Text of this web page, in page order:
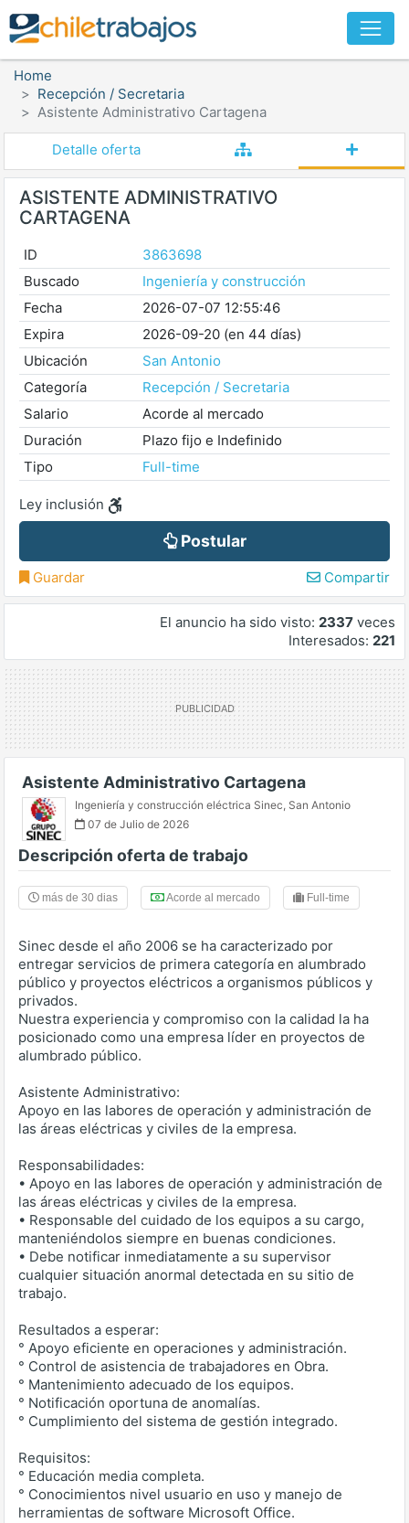
Home
Recepción / Secretaria
Asistente Administrativo Cartagena
Detalle oferta
ASISTENTE ADMINISTRATIVO
CARTAGENA
ID
3863698
Buscado
Ingeniería y construcción
Fecha
2026-07-07 12:55:46
Expira
2026-09-20 (en 44 días)
Ubicación
San Antonio
Categoría
Recepción / Secretaria
Salario
Acorde al mercado
Duración
Plazo fijo e Indefinido
Tipo
Full-time
Ley inclusión
Postular
Guardar Compartir
El anuncio ha sido visto: 2337 veces
Interesados: 221
Asistente Administrativo Cartagena
Ingeniería y construcción eléctrica Sinec, San Antonio
07 de Julio de 2026
Descripción oferta de trabajo
más de 30 dias Acorde al mercado Full-time
Sinec desde el año 2006 se ha caracterizado por
entregar servicios de primera categoría en alumbrado
público y proyectos eléctricos a organismos públicos y
privados.
Nuestra experiencia y compromiso con la calidad la ha
posicionado como una empresa líder en proyectos de
alumbrado público.
Asistente Administrativo:
Apoyo en las labores de operación y administración de
las áreas eléctricas y civiles de la empresa.
Responsabilidades:
• Apoyo en las labores de operación y administración de
las áreas eléctricas y civiles de la empresa.
• Responsable del cuidado de los equipos a su cargo,
manteniéndolos siempre en buenas condiciones.
• Debe notificar inmediatamente a su supervisor
cualquier situación anormal detectada en su sitio de
trabajo.
Resultados a esperar:
° Apoyo eficiente en operaciones y administración.
° Control de asistencia de trabajadores en Obra.
° Mantenimiento adecuado de los equipos.
° Notificación oportuna de anomalías.
° Cumplimiento del sistema de gestión integrado.
Requisitos:
° Educación media completa.
° Conocimientos nivel usuario en uso y manejo de
herramientas de software Microsoft Office.